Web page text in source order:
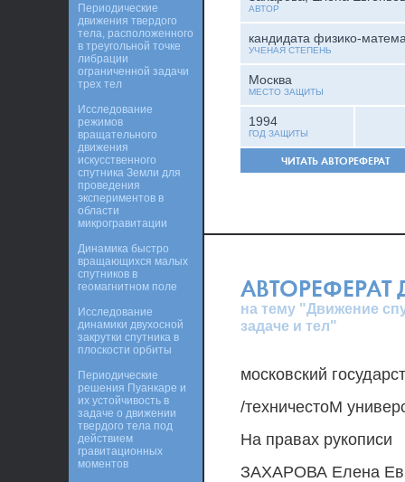
АВТОР
кандидата физико-
УЧЕНАЯ СТЕПЕНЬ
Москва
МЕСТО ЗАЩИТЫ
1994
ГОД ЗАЩИТЫ
ЧИТАТЬ АВТОРЕФЕРАТ
АВТОРЕФЕРАТ
на тему "Движение
задаче и тел"
московский
/техничестоМ
На правах рукописи
ЗАХАРОВА Елена
Периодические
движения твердого
тела, расположенного
в треугольной точке
либрации
ограниченной задачи
трех тел
Исследование
режимов
вращательного
движения
искусственного
спутника Земли для
проведения
экспериментов в
области
микрогравитации
Динамика быстро
вращающихся малых
спутников в
геомагнитном поле
Исследование
динамики двухосной
закрутки спутника в
плоскости орбиты
Периодические
решения Пуанкаре и
их устойчивость в
задаче о движении
твердого тела под
действием
гравитационных
моментов